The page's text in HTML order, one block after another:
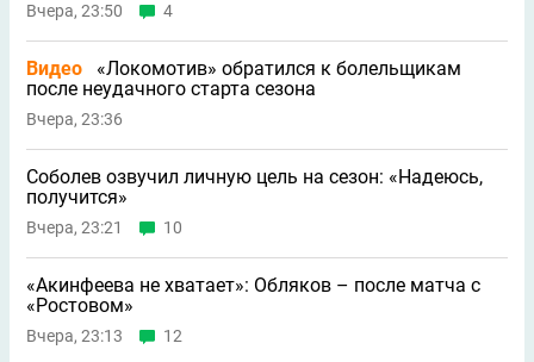
Вчера, 23:50 4
Видео
«Локомотив» обратился к болельщикам
после неудачного старта сезона
Вчера, 23:36
Соболев озвучил личную цель на сезон: «Надеюсь,
получится»
Вчера, 23:21 10
«Акинфеева не хватает»: Обляков – после матча с
«Ростовом»
Вчера, 23:13 12